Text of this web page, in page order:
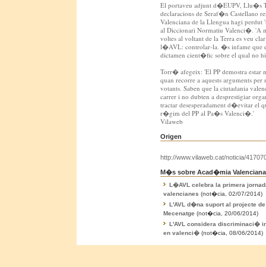
El portaveu adjunt d�EUPV, Llu�s
declaracions de Seraf�n Castellano
Valenciana de la Llengua hagi
al Diccionari Normatiu Valenci�. 'A
voltes al voltant de la Terra es veu
l�AVL: controlar-la. �s infame que
dictamen cient�fic sobre el qual no
Torr� afegeix: 'El PP demostra estar
quan recorre a aquests arguments
votants. Saben que la ciutadania
carrer i no dubten a desprestigiar
tractar desesperadament d�evitar
r�gim del PP al Pa�s Valenci�.'
Vilaweb
Origen
http://www.vilaweb.cat/noticia/
M�s sobre Acad�mia
L�AVL celebra la primera
valencianes (not�cia, 02/07/2014)
L'AVL d�na suport al projecte
Mecenatge (not�cia, 20/06/2014)
L'AVL considera discriminaci�
en valenci� (not�cia, 08/06/2014)